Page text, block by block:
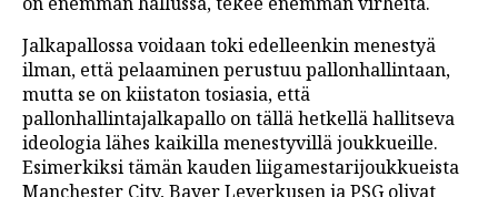
Jalkapallossa voidaan toki edelleenkin menestyä
ilman, että pelaaminen perustuu pallonhallintaan,
mutta se on kiistaton tosiasia, että
pallonhallintajalkapallo on tällä hetkellä hallitseva
ideologia lähes kaikilla menestyvillä joukkueille.
Esimerkiksi tämän kauden liigamestarijoukkueista
Manchester City, Bayer Leverkusen ja PSG olivat